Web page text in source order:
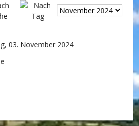
03. November 2024